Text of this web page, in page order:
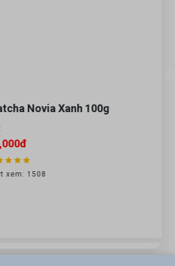
Novia Xanh 100g
1508